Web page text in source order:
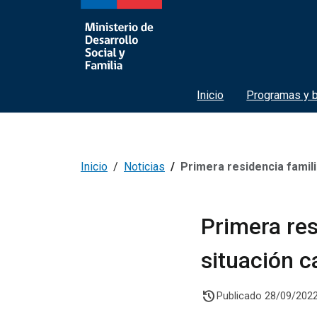
Inicio Programas y
Inicio Noticias Primera residencia
Primera
situación
history Publicado 28/09/